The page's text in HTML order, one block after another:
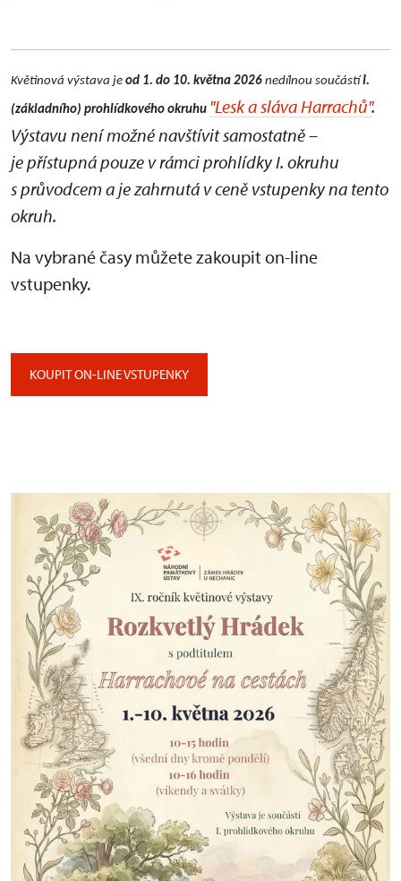
Květinová výstava je od 1. do 10. května 2026 nedílnou součástíI.
(základního) prohlídkového okruhu "Lesk a sláva Harrachů".
Výstavu není možné navštívit samostatně –
je přístupná pouze v rámci prohlídky I. okruhu
s průvodcem a je zahrnutá v ceně vstupenky na tento
okruh.
Na vybrané časy můžete zakoupit on-line
vstupenky.
KOUPIT ON-LINE VSTUPENKY